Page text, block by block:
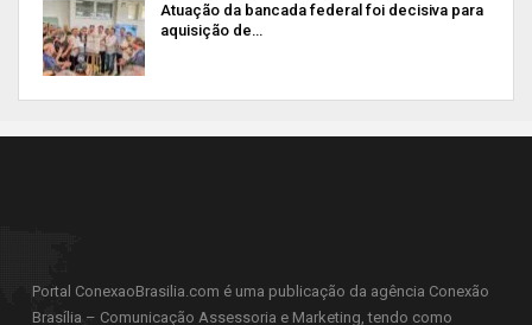
Atuação da bancada federal foi decisiva para
aquisição de…
Portal ConexaoBrasilia.com é uma publicação da agência Conexão
Brasília – Comunicação Assessoria e Marketing, tendo como